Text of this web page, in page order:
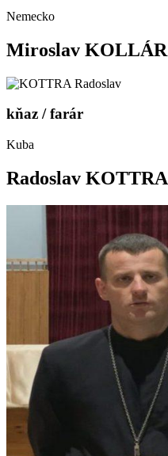
Nemecko
Miroslav KOLLÁR
kňaz / farár
Kuba
Radoslav KOTTRA